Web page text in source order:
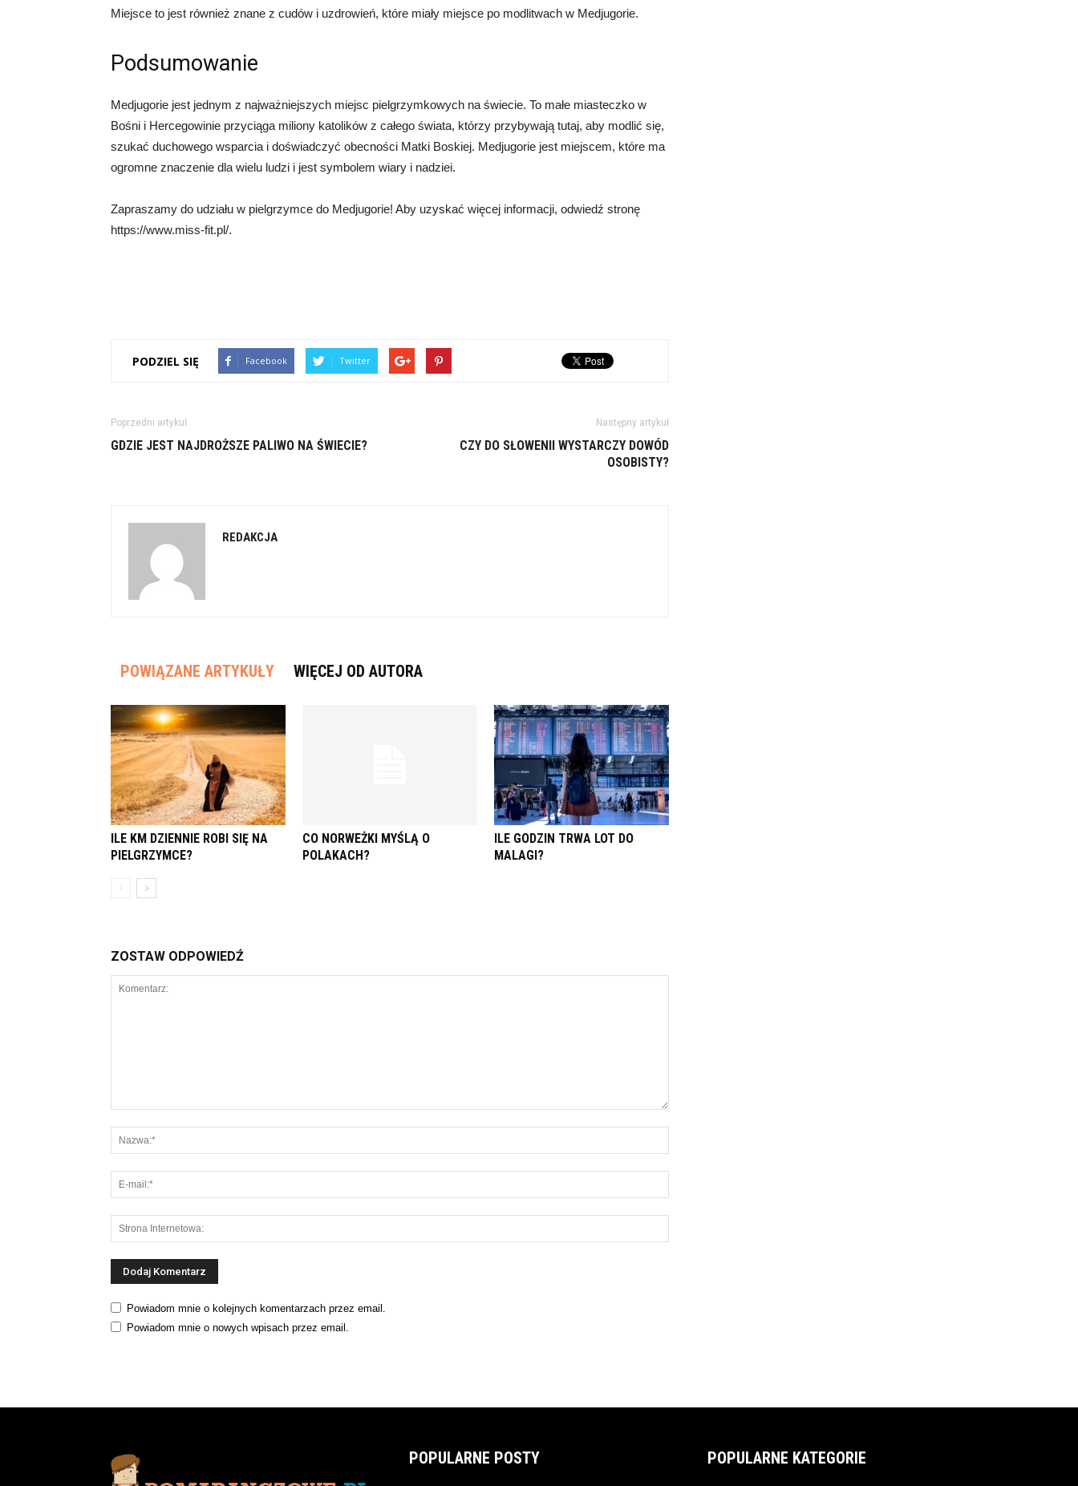
Miejsce to jest również znane z cudów i uzdrowień, które miały miejsce po modlitwach w Medjugorie.
Podsumowanie
Medjugorie jest jednym z najważniejszych miejsc pielgrzymkowych na świecie. To małe miasteczko w
Bośni i Hercegowinie przyciąga miliony katolików z całego świata, którzy przybywają tutaj, aby modlić się,
szukać duchowego wsparcia i doświadczyć obecności Matki Boskiej. Medjugorie jest miejscem, które ma
ogromne znaczenie dla wielu ludzi i jest symbolem wiary i nadziei.
Zapraszamy do udziału w pielgrzymce do Medjugorie! Aby uzyskać więcej informacji, odwiedź stronę
https://www.miss-fit.pl/.
PODZIEL SIĘ Facebook Twitter
Poprzedni artykuł
GDZIE JEST NAJDROŻSZE PALIWO NA ŚWIECIE?
Następny artykuł
CZY DO SŁOWENII WYSTARCZY DOWÓD
OSOBISTY?
REDAKCJA
POWIĄZANE ARTYKUŁY WIĘCEJ OD AUTORA
ILE KM DZIENNIE ROBI SIĘ NA
PIELGRZYMCE?
CO NORWEŻKI MYŚLĄ O
POLAKACH?
ILE GODZIN TRWA LOT DO
MALAGI?
ZOSTAW ODPOWIEDŹ
Powiadom mnie o kolejnych komentarzach przez email.
Powiadom mnie o nowych wpisach przez email.
POPULARNE POSTY POPULARNE KATEGORIE